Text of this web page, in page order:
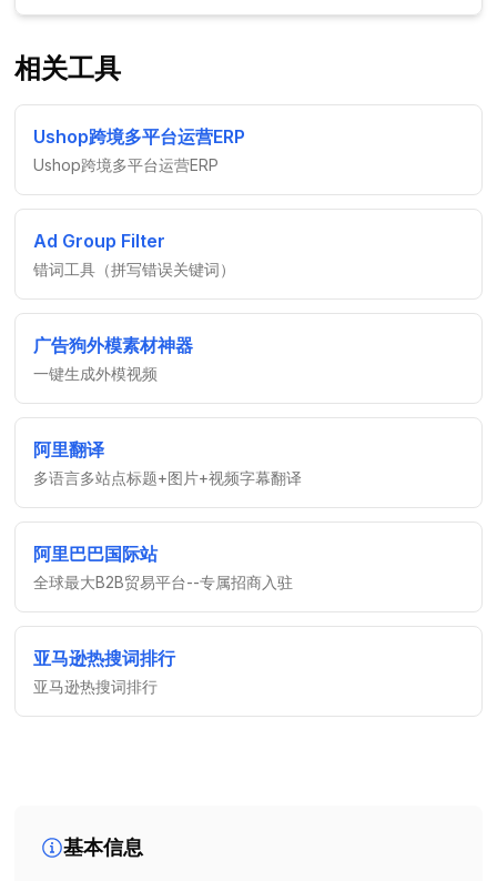
相关工具
Ushop跨境多平台运营ERP
Ushop跨境多平台运营ERP
Ad Group Filter
错词工具（拼写错误关键词）
广告狗外模素材神器
一键生成外模视频
阿里翻译
多语言多站点标题+图片+视频字幕翻译
阿里巴巴国际站
全球最大B2B贸易平台--专属招商入驻
亚马逊热搜词排行
亚马逊热搜词排行
基本信息